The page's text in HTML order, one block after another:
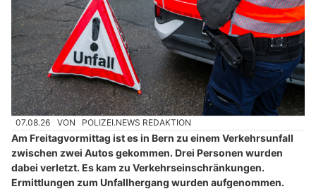
07.08.26 VON POLIZEI.NEWS REDAKTION
Am Freitagvormittag ist es in Bern zu einem Verkehrsunfall
zwischen zwei Autos gekommen. Drei Personen wurden
dabei verletzt. Es kam zu Verkehrseinschränkungen.
Ermittlungen zum Unfallhergang wurden aufgenommen.